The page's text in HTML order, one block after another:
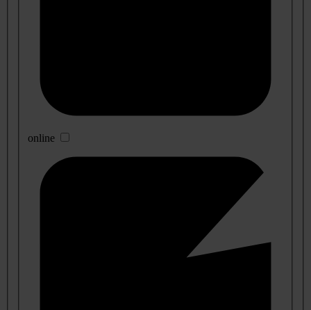
online